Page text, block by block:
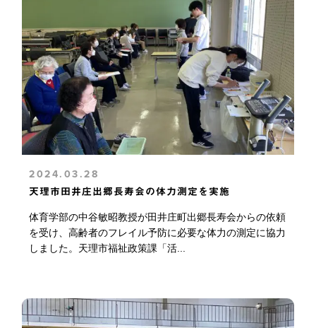
2024.03.28
天理市田井庄出郷長寿会の体力測定を実施
体育学部の中谷敏昭教授が田井庄町出郷長寿会からの依頼
を受け、高齢者のフレイル予防に必要な体力の測定に協力
しました。天理市福祉政策課「活...